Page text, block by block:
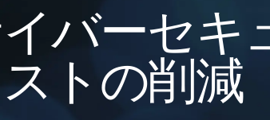
バーセキ
トの削減